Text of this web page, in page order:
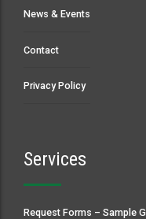
News & Events
Contact
Privacy Policy
Services
Request Forms – Sample